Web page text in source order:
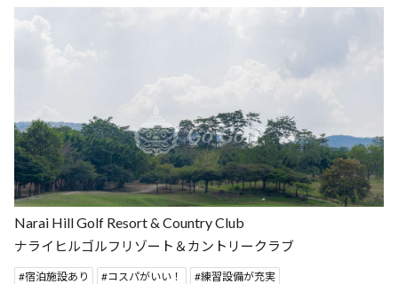
Narai Hill Golf Resort & Country Club
ナライヒルゴルフリゾート＆カントリークラブ
宿泊施設あり コスパがいい！
練習設備が充実